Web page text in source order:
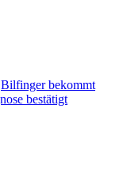
Bilfinger bekommt
bestätigt